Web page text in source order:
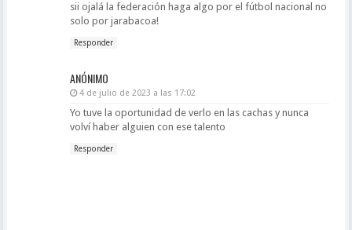
sii ojalá la federación haga algo por el fútbol nacional no
solo por jarabacoa!
Responder
ANÓNIMO
4 de julio de 2023 a las 17:02
Yo tuve la oportunidad de verlo en las cachas y nunca
volví haber alguien con ese talento
Responder